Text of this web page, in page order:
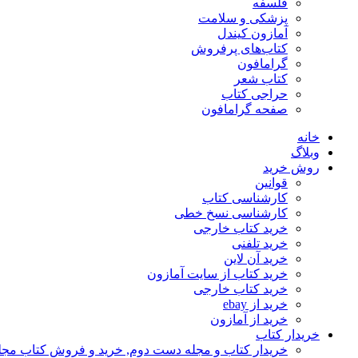
فلسفه
پزشکی و سلامت
آمازون کیندل
کتاب‌های پرفروش
گرامافون
کتاب شعر
حراجی کتاب
صفحه گرامافون
خانه
وبلاگ
روش خرید
قوانین
کارشناسی کتاب
کارشناسی نسخ خطی
خرید کتاب خارجی
خرید تلفنی
خرید آن لاین
خرید کتاب از سایت آمازون
خرید کتاب خارجی
خرید از ebay
خرید از آمازون
خریدار کتاب
خریدار کتاب و مجله دست دوم, خرید و فروش کتاب